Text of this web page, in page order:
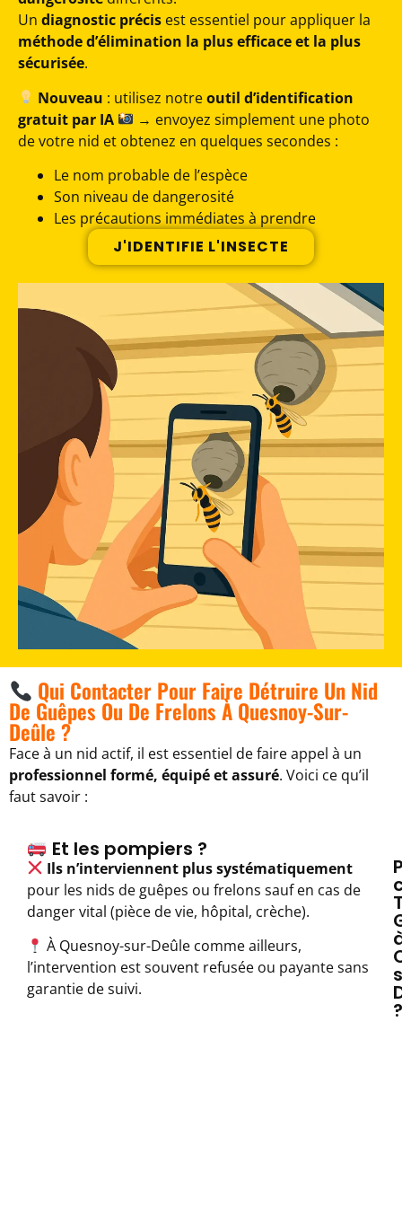
Un diagnostic précis est essentiel pour appliquer la
méthode d’élimination la plus efficace et la plus
sécurisée.
Nouveau : utilisez notreoutil d’identification
gratuit par IA
→ envoyez simplement une photo
de votre nid et obtenez en quelques secondes :
Le nom probable de l’espèce
Son niveau de dangerosité
Les précautions immédiates à prendre
J'IDENTIFIE L'INSECTE
Qui Contacter Pour Faire Détruire Un Nid
De Guêpes Ou De Frelons À Quesnoy-Sur-
Deûle ?
Face à un nid actif, il est essentiel de faire appel à un
professionnel formé, équipé et assuré. Voici ce qu’il
faut savoir :
Et les pompiers ?
Ils n’interviennent plus systématiquement
pour les nids de guêpes ou frelons sauf en cas de
danger vital (pièce de vie, hôpital, crèche).
À Quesnoy-sur-Deûle comme ailleurs,
l’intervention est souvent refusée ou payante sans
garantie de suivi.
?